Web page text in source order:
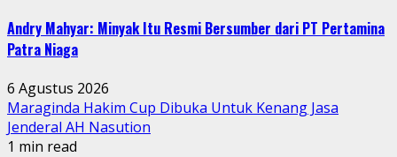
Andry Mahyar: Minyak Itu Resmi Bersumber dari PT Pertamina
Patra Niaga
6 Agustus 2026
Maraginda Hakim Cup Dibuka Untuk Kenang Jasa
Jenderal AH Nasution
1 min read